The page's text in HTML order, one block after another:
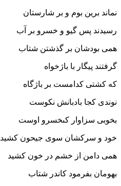
نماند برین بوم و بر شارستان‏
رسیدند پس گیو و خسرو بر آب
همى بودشان بر گذشتن شتاب‏
گرفتند پیگار با باژخواه
که کشتى کدامست بر باژگاه‏
نوندى کجا بادبانش نکوست
بخوبى سزاوار کى‏خسرو اوست‏
خود و سرکشان سوى جیحون کشید
همى دامن از خشم در خون کشید
بهومان بفرمود کاندر شتاب